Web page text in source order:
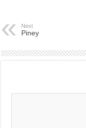
Next
Piney